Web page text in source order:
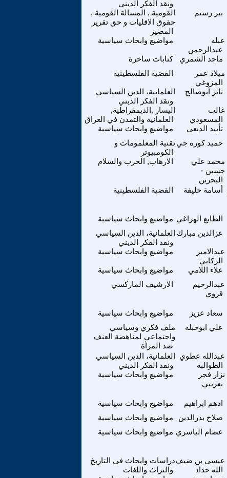
ونقد الفكر الديني
القومية , المسالة القومية ,
حقوق الاقليات و حق تقرير
المصير
بير رستم
مواضيع وابحاث سياسية
عبله
عبدالرحمن
كتابات ساخرة ماجد الشمري
القضية الفلسطينية
ميلاد عمر
المزوغي
العلمانية، الدين السياسي
ونقد الفكر الديني
ثائر أبوصالح
اليسار ,الديمقراطية,
العلمانية والتمدن في العراق
غالب
المسعودي
مواضيع وابحاث سياسية تأييد الدبعي
تقنية المعلمومات و
الكومبيوتر
حميد كوره جي
الارهاب, الحرب والسلام
محمد علي
حسين -
البحرين
القضية الفلسطينية أسامة خليفة
مواضيع وابحاث سياسية الطايع الهراغي
العلمانية، الدين السياسي
ونقد الفكر الديني
عزالدين مبارك
مواضيع وابحاث سياسية
عبدالامير
الركابي
مواضيع وابحاث سياسية علاء اللامي
الارشيف الماركسي
عبدالرحيم
قروي
مواضيع وابحاث سياسية سعاد عزيز
ملف فكري وسياسي
واجتماعي لمناهضة العنف
ضد المرأة
علي ابوحبله
العلمانية، الدين السياسي
ونقد الفكر الديني
عبدالله عطوي
الطوالبة
مواضيع وابحاث سياسية
نزار فجر
بعريني
مواضيع وابحاث سياسية ادهم ابراهيم
مواضيع وابحاث سياسية
صلاح بدرالدين
مواضيع وابحاث سياسية عصام الياسري
دراسات وابحاث في التاريخ
والتراث واللغات
عيسى بن ضيف
الله حداد